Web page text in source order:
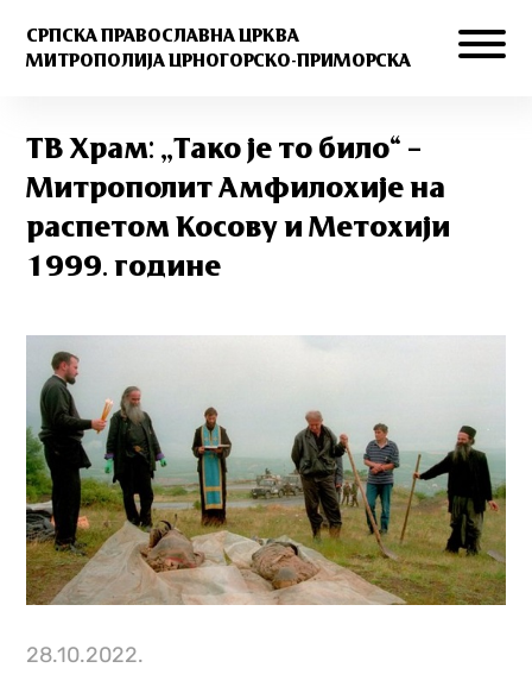
СРПСКА ПРАВОСЛАВНА ЦРКВА
МИТРОПОЛИЈА ЦРНОГОРСКО-ПРИМОРСКА
ТВ Храм: „Taко је то било“ –
Митрополит Амфилохије на
распетом Косову и Метохији
1999. године
28.10.2022.